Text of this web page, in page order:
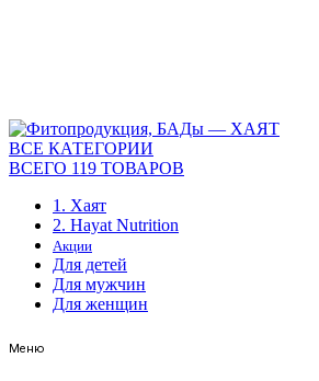
ВСЕ КАТЕГОРИИ
ВСЕГО 119 ТОВАРОВ
1. Хаят
2. Hayat Nutrition
Акции
Для детей
Для мужчин
Для женщин
Меню